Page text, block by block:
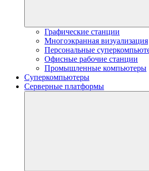
Графические станции
Многоэкранная визуализация
Персональные
Офисные рабочие станции
Промышленные компьютеры
Суперкомпьютеры
Серверные платформы